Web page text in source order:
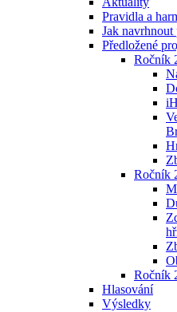
Pravidla a
Jak navrhnout
Předložené
Ročník
Ročník
Ročník
Hlasování
Výsledky